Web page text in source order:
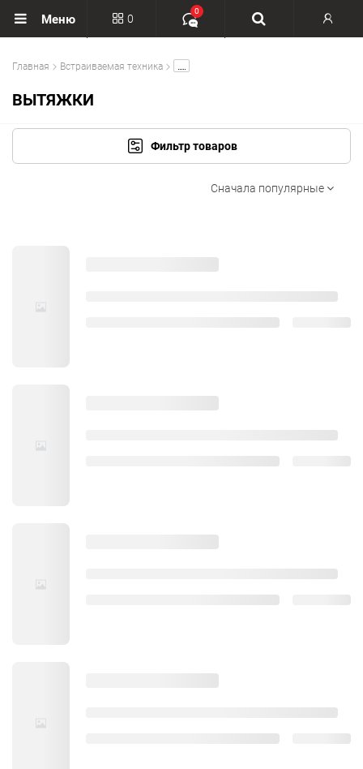
Меню 0
0
Главная Встраиваемая техника
ВЫТЯЖКИ
Фильтр товаров
Сначала популярные